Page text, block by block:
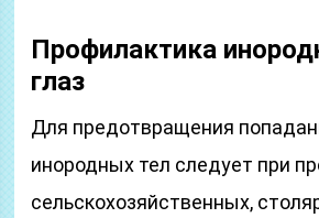
Профилактика
глаз
Для предотвращения
инородных тел следует при
сельскохозяйственных,